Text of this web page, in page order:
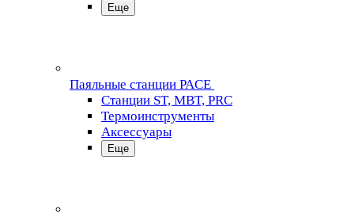
Еще
Паяльные станции PACE
Станции ST, MBT, PRC
Термоинструменты
Аксессуары
Еще